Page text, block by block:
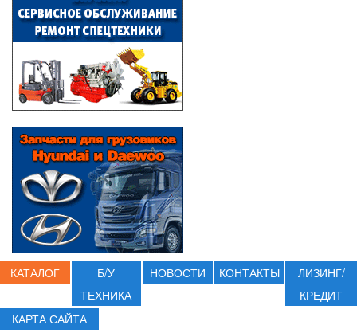
КАТАЛОГ
Б/У
ТЕХНИКА
НОВОСТИ КОНТАКТЫ
ЛИЗИНГ/
КРЕДИТ
КАРТА САЙТА